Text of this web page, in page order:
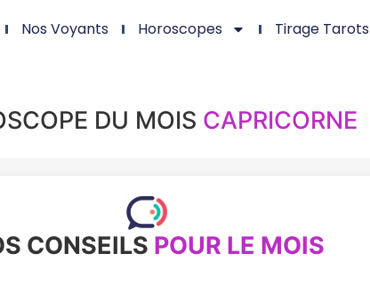
Nos Voyants Horoscopes Tirage Tarots
DU MOIS CAPRICORNE
CONSEILS POUR LE MOIS